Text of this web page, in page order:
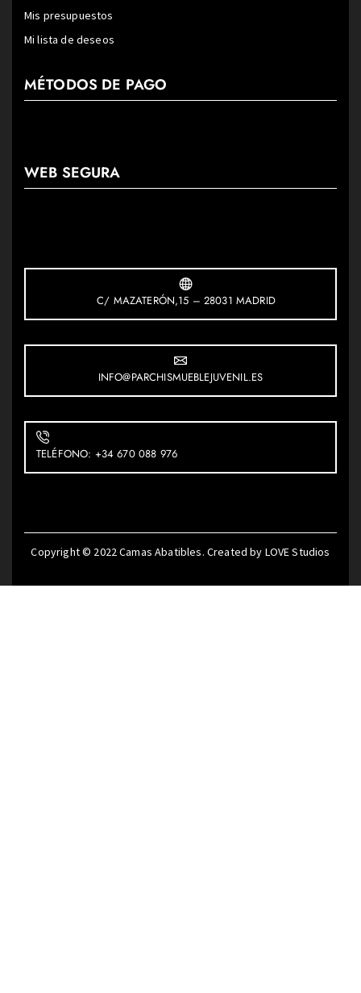
Mis presupuestos
Mi lista de deseos
MÉTODOS DE PAGO
WEB SEGURA
C/ MAZATERÓN,15 – 28031 MADRID
INFO@PARCHISMUEBLEJUVENIL.ES
TELÉFONO: +34 670 088 976
Copyright © 2022Camas Abatibles. Created by LOVE Studios